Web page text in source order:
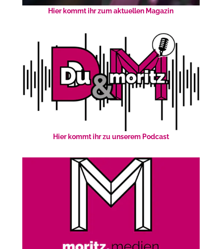
Hier kommt ihr zum aktuellen Magazin
Hier kommt ihr zu unserem Podcast